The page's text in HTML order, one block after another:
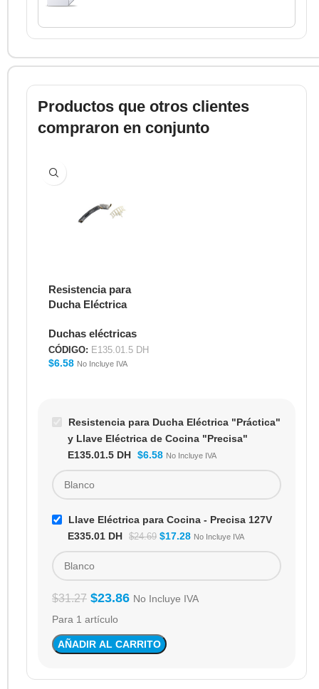
Productos que otros clientes
compraron en conjunto
Resistencia para
Ducha Eléctrica
Eléctrica de Cocina
"Precisa" E135.01.5
DH
Duchas eléctricas
CÓDIGO: E135.01.5 DH
$6.58 No Incluye IVA
Resistencia para Ducha Eléctrica "Práctica"
y Llave Eléctrica de Cocina "Precisa"
E135.01.5 DH $6.58 No Incluye IVA
Llave Eléctrica para Cocina - Precisa 127V
E335.01 DH
$24.69 $17.28 No Incluye IVA
$31.27 $23.86 No Incluye IVA
Para 1 artículo
AÑADIR AL CARRITO